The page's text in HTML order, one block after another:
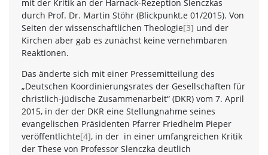
mit der Kritik an der Harnack-Rezeption Slenczkas
durch Prof. Dr. Martin Stöhr (Blickpunkt.e 01/2015). Von
Seiten der wissenschaftlichen Theologie[3] und der
Kirchen aber gab es zunächst keine vernehmbaren
Reaktionen.
Das änderte sich mit einer Pressemitteilung des
„Deutschen Koordinierungsrates der Gesellschaften für
christlich-jüdische Zusammenarbeit“ (DKR) vom 7. April
2015, in der der DKR eine Stellungnahme seines
evangelischen Präsidenten Pfarrer Friedhelm Pieper
veröffentlichte[4], in der in einer umfangreichen Kritik
der These von Professor Slenczka deutlich